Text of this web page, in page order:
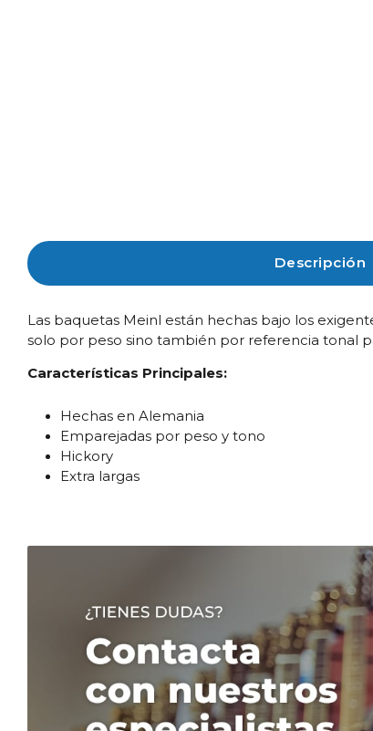
Descripción
Las baquetas Meinl están hechas bajo los
solo por peso sino también por referencia tonal
Características Principales:
Hechas en Alemania
Emparejadas por peso y tono
Hickory
Extra largas